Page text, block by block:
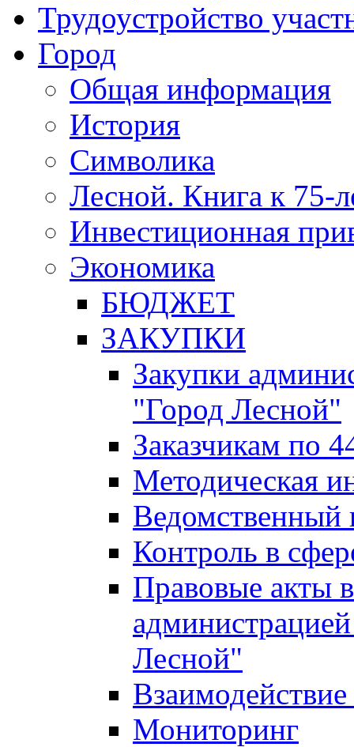
Трудоустройство
Город
Общая информация
История
Символика
Лесной. Книга к 75-
Инвестиционная
Экономика
БЮДЖЕТ
ЗАКУПКИ
Закупки
"Город Лесной"
Заказчикам по
Методическая
Ведомственный
Контроль в
Правовые акты
Лесной"
Мониторинг